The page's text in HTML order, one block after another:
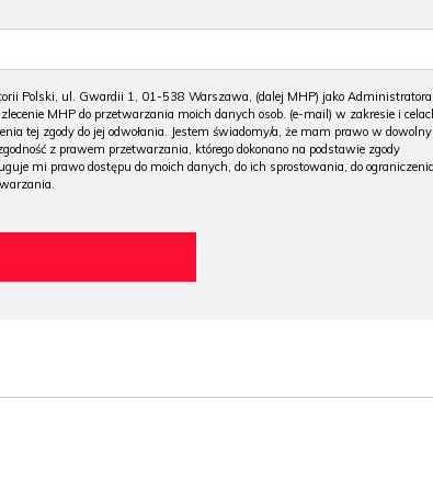
Polski, ul. Gwardii 1, 01-538 Warszawa, (dalej MHP) jako Administratora
MHP do przetwarzania moich danych osob. (e-mail) w zakresie i
tej zgody do jej odwołania. Jestem świadomy/a, że mam prawo w
z prawem przetwarzania, którego dokonano na podstawie zgody
mi prawo dostępu do moich danych, do ich sprostowania, do ograniczenia